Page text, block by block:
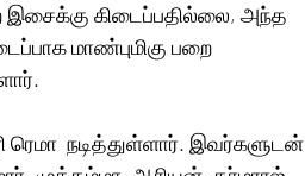
இசைக்கு கிடைப்பதில்லை, அந்த
மாண்புமிகு பறை
ரெமா  நடித்துள்ளார். இவர்களுடன்